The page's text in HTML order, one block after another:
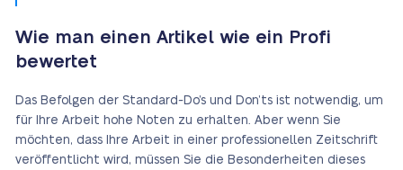
Wie man einen Artikel wie ein Profi
bewertet
Das Befolgen der Standard-Do’s und Don’ts ist notwendig, um
für Ihre Arbeit hohe Noten zu erhalten. Aber wenn Sie
möchten, dass Ihre Arbeit in einer professionellen Zeitschrift
veröffentlicht wird, müssen Sie die Besonderheiten dieses